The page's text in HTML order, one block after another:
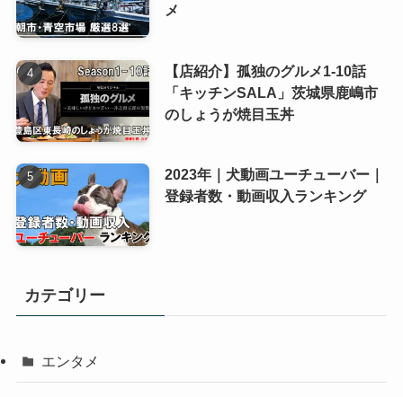
メ
【店紹介】孤独のグルメ1-10話
「キッチンSALA」茨城県鹿嶋市
のしょうが焼目玉丼
2023年｜犬動画ユーチューバー｜
登録者数・動画収入ランキング
カテゴリー
エンタメ